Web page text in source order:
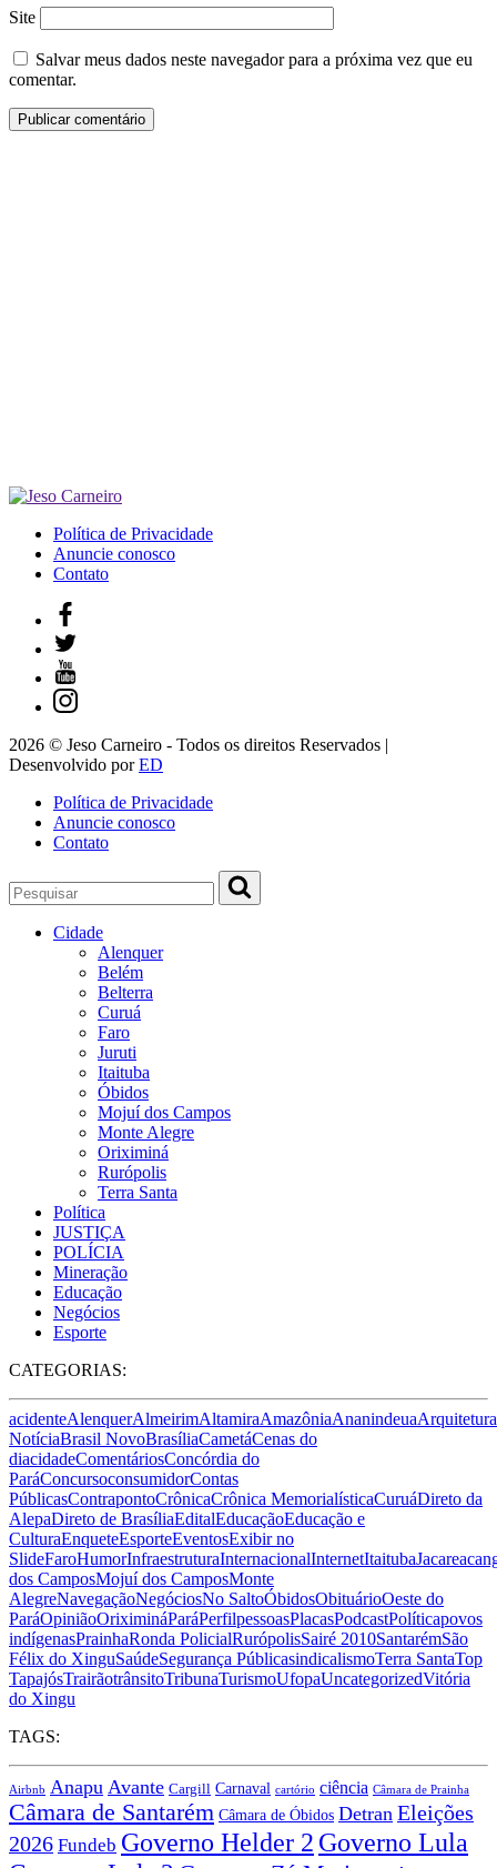
Site
Salvar meus dados neste navegador para a próxima vez que eu
comentar.
Política de Privacidade
Anuncie conosco
Contato
2026 © Jeso Carneiro - Todos os direitos Reservados |
Desenvolvido porED
Política de Privacidade
Anuncie conosco
Contato
Cidade
Alenquer
Belém
Belterra
Curuá
Faro
Juruti
Itaituba
Óbidos
Mojuí dos Campos
Monte Alegre
Oriximiná
Rurópolis
Terra Santa
Política
JUSTIÇA
POLÍCIA
Mineração
Educação
Negócios
Esporte
CATEGORIAS:
acidenteAlenquerAlmeirimAltamiraAmazôniaAnanindeuaArquitetura
NotíciaBrasil NovoBrasíliaCametáCenas do
diacidadeComentáriosConcórdia do
ParáConcursoconsumidorContas
PúblicasContrapontoCrônicaCrônica MemorialísticaCuruáDireto da
AlepaDireto de BrasíliaEditalEducaçãoEducação e
CulturaEnqueteEsporteEventosExibir no
SlideFaroHumorInfraestruturaInternacionalInternetItaituba
dos CamposMojuí dos CamposMonte
AlegreNavegaçãoNegóciosNo SaltoÓbidosObituárioOeste do
ParáOpiniãoOriximináParáPerfilpessoasPlacasPodcastPolíticapovos
indígenasPrainhaRonda PolicialRurópolisSairé 2010SantarémSão
Félix do XinguSaúdeSegurança PúblicasindicalismoTerra SantaTop
TapajósTrairãotrânsitoTribunaTurismoUfopaUncategorizedVitória
do Xingu
TAGS:
Airbnb Anapu Avante Cargill Carnaval cartório ciência Câmara de Prainha
Câmara de Santarém Câmara de Óbidos Detran Eleições
2026 Fundeb Governo Helder 2 Governo Lula